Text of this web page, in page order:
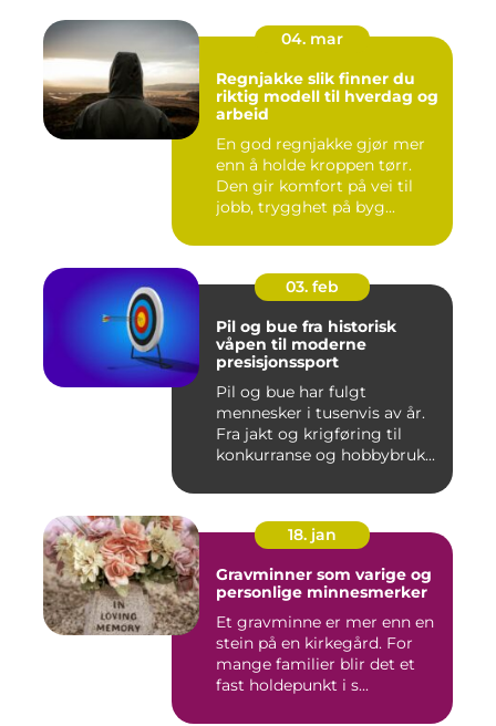
04. mar
Regnjakke slik finner du
riktig modell til hverdag og
arbeid
En god regnjakke gjør mer
enn å holde kroppen tørr.
Den gir komfort på vei til
jobb, trygghet på byg...
03. feb
Pil og bue fra historisk
våpen til moderne
presisjonssport
Pil og bue har fulgt
mennesker i tusenvis av år.
Fra jakt og krigføring til
konkurranse og hobbybruk...
18. jan
Gravminner som varige og
personlige minnesmerker
Et gravminne er mer enn en
stein på en kirkegård. For
mange familier blir det et
fast holdepunkt i s...